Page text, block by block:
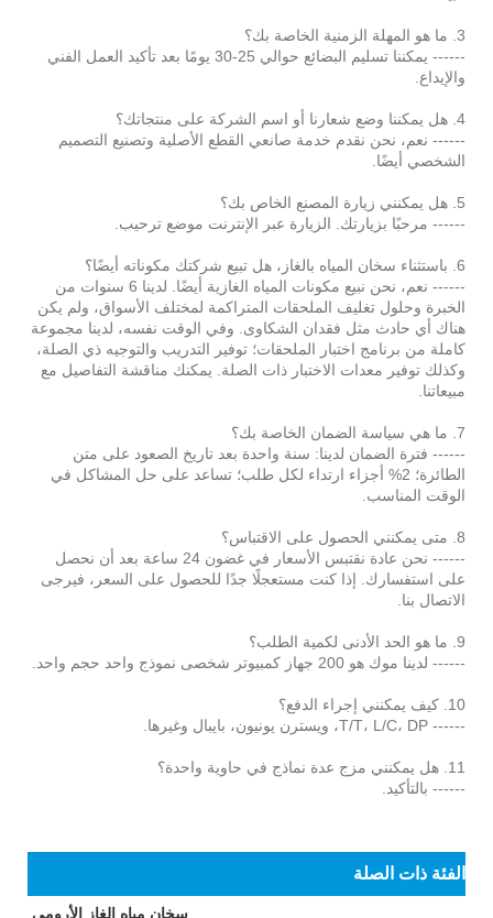
3. ما هو المهلة الزمنية الخاصة بك؟
------ يمكننا تسليم البضائع حوالي 25-30 يومًا بعد تأكيد العمل الفني
والإيداع.
4. هل يمكننا وضع شعارنا أو اسم الشركة على منتجاتك؟
------ نعم، نحن نقدم خدمة صانعي القطع الأصلية وتصنيع التصميم
الشخصي أيضًا.
5. هل يمكنني زيارة المصنع الخاص بك؟
------ مرحبًا بزيارتك. الزيارة عبر الإنترنت موضع ترحيب.
6. باستثناء سخان المياه بالغاز، هل تبيع شركتك مكوناته أيضًا؟
------ نعم، نحن نبيع مكونات المياه الغازية أيضًا. لدينا 6 سنوات من
الخبرة وحلول تغليف الملحقات المتراكمة لمختلف الأسواق، ولم يكن
هناك أي حادث مثل فقدان الشكاوى. وفي الوقت نفسه، لدينا مجموعة
كاملة من برنامج اختبار الملحقات؛ توفير التدريب والتوجيه ذي الصلة،
وكذلك توفير معدات الاختبار ذات الصلة. يمكنك مناقشة التفاصيل مع
مبيعاتنا.
7. ما هي سياسة الضمان الخاصة بك؟
------ فترة الضمان لدينا: سنة واحدة بعد تاريخ الصعود على متن
الطائرة؛ 2% أجزاء ارتداء لكل طلب؛ تساعد على حل المشاكل في
الوقت المناسب.
8. متى يمكنني الحصول على الاقتباس؟
------ نحن عادة نقتبس الأسعار في غضون 24 ساعة بعد أن نحصل
على استفسارك. إذا كنت مستعجلًا جدًا للحصول على السعر، فيرجى
الاتصال بنا.
9. ما هو الحد الأدنى لكمية الطلب؟
------ لدينا موك هو 200 جهاز كمبيوتر شخصى نموذج واحد حجم واحد.
10. كيف يمكنني إجراء الدفع؟
------ T/T، L/C، DP، ويسترن يونيون، بايبال وغيرها.
11. هل يمكنني مزج عدة نماذج في حاوية واحدة؟
------ بالتأكيد.
الفئة ذات الصلة
سخان مياه الغاز الأرومي